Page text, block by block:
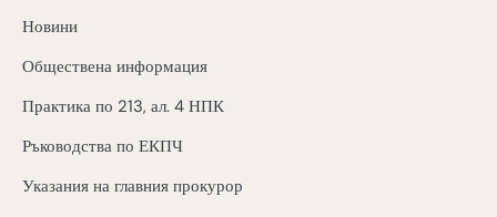
Новини
Обществена информация
Практика по 213, ал. 4 НПК
Ръководства по ЕКПЧ
Указания на главния прокурор